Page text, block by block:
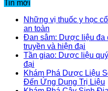
Tin mới
Những vị thuốc y học
an toàn
Đan sâm: Dược liệu đa
truyền và hiện đại
Tần giao: Dược liệu
đại
Khám Phá Dược Liệu
Đến Ứng Dụng Trị Liệu